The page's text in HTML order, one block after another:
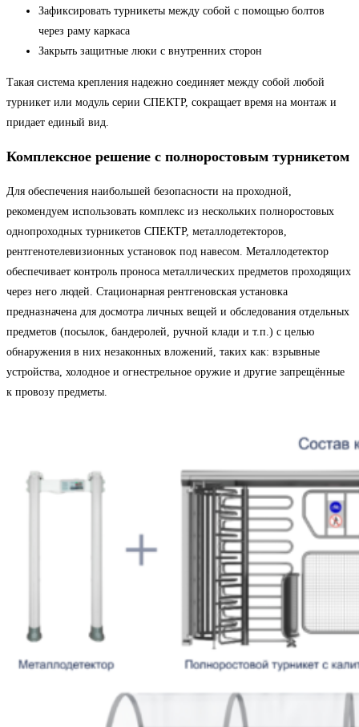
Зафиксировать турникеты между собой с помощью болтов
через раму каркаса
Закрыть защитные люки с внутренних сторон
Такая система крепления надежно соединяет между собой любой
турникет или модуль серии СПЕКТР, сокращает время на монтаж и
придает единый вид.
Комплексное решение с полноростовым турникетом
Для обеспечения наибольшей безопасности на проходной,
рекомендуем использовать комплекс из нескольких полноростовых
однопроходных турникетов СПЕКТР, металлодетекторов,
рентгенотелевизионных установок под навесом. Металлодетектор
обеспечивает контроль проноса металлических предметов проходящих
через него людей. Стационарная рентгеновская установка
предназначена для досмотра личных вещей и обследования отдельных
предметов (посылок, бандеролей, ручной клади и т.п.) с целью
обнаружения в них незаконных вложений, таких как: взрывные
устройства, холодное и огнестрельное оружие и другие запрещённые
к провозу предметы.